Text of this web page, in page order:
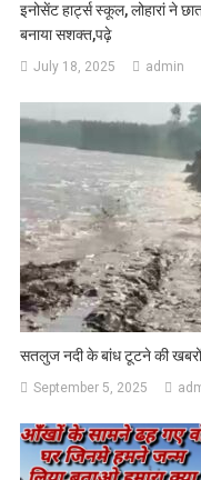
इनोसेंट हार्ट्स स्कूल, लोहारां ने
बनाया सशक्त,पढ़े
July 18, 2025 admin
सतलुज नदी के बांध टूटने की
September 5, 2025